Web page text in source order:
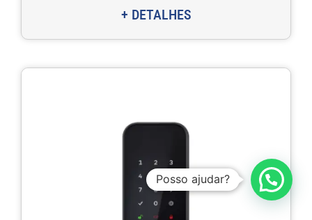
+ DETALHES
Posso ajudar?